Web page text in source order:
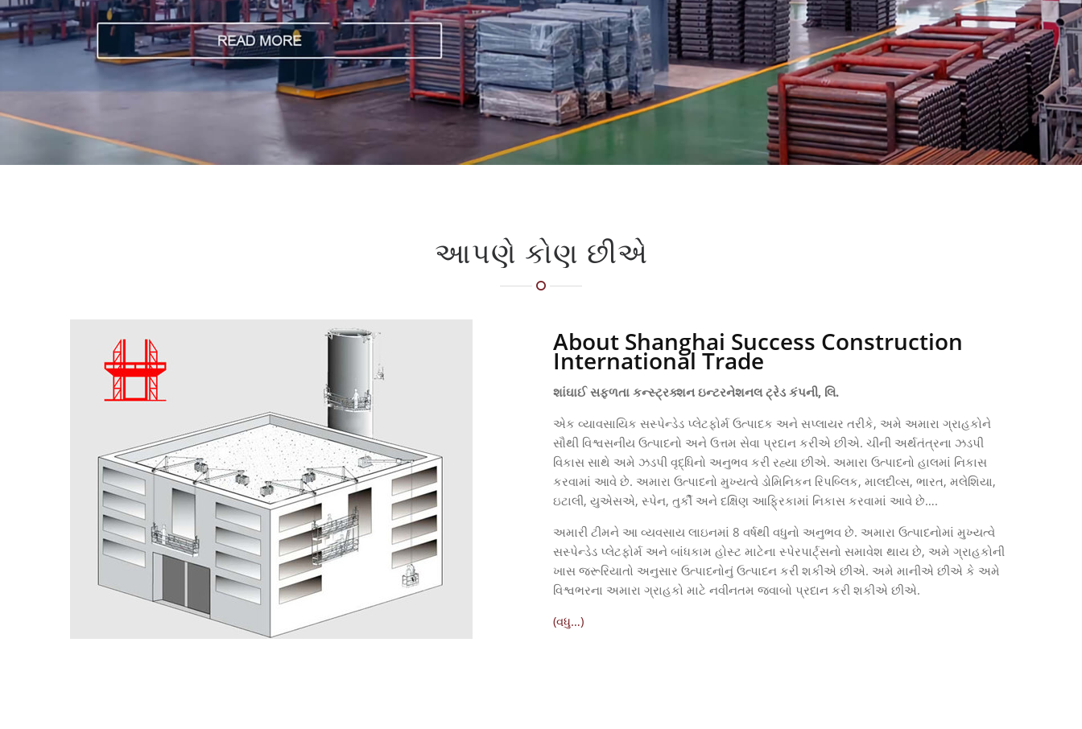
આપણે કોણ છીએ
About Shanghai Success Construction
International Trade
શાંઘાઈ સફળતા કન્સ્ટ્રક્શન ઇન્ટરનેશનલ ટ્રેડ કંપની, લિ.
એક વ્યાવસાયિક સસ્પેન્ડેડ પ્લેટફોર્મ ઉત્પાદક અને સપ્લાયર તરીકે, અમે અમારા ગ્રાહકોને
સૌથી વિશ્વસનીય ઉત્પાદનો અને ઉત્તમ સેવા પ્રદાન કરીએ છીએ. ચીની અર્થતંત્રના ઝડપી
વિકાસ સાથે અમે ઝડપી વૃદ્ધિનો અનુભવ કરી રહ્યા છીએ. અમારા ઉત્પાદનો હાલમાં નિકાસ
કરવામાં આવે છે. અમારા ઉત્પાદનો મુખ્યત્વે ડોમિનિકન રિપબ્લિક, માલદીવ્સ, ભારત, મલેશિયા,
ઇટાલી, યુએસએ, સ્પેન, તુર્કી અને દક્ષિણ આફ્રિકામાં નિકાસ કરવામાં આવે છે….
અમારી ટીમને આ વ્યવસાય લાઇનમાં 8 વર્ષથી વધુનો અનુભવ છે. અમારા ઉત્પાદનોમાં મુખ્યત્વે
સસ્પેન્ડેડ પ્લેટફોર્મ અને બાંધકામ હોસ્ટ માટેના સ્પેરપાર્ટ્સનો સમાવેશ થાય છે, અમે ગ્રાહકોની
ખાસ જરૂરિયાતો અનુસાર ઉત્પાદનોનું ઉત્પાદન કરી શકીએ છીએ. અમે માનીએ છીએ કે અમે
વિશ્વભરના અમારા ગ્રાહકો માટે નવીનતમ જવાબો પ્રદાન કરી શકીએ છીએ.
(વધુ…)